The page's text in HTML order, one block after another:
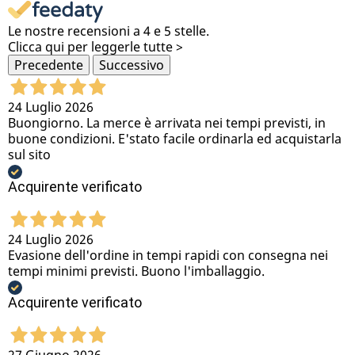
Le nostre recensioni a 4 e 5 stelle.
Clicca qui per leggerle tutte >
Precedente
Successivo
24 Luglio 2026
Buongiorno. La merce è arrivata nei tempi previsti, in
buone condizioni. E'stato facile ordinarla ed acquistarla
sul sito
Acquirente verificato
24 Luglio 2026
Evasione dell'ordine in tempi rapidi con consegna nei
tempi minimi previsti. Buono l'imballaggio.
Acquirente verificato